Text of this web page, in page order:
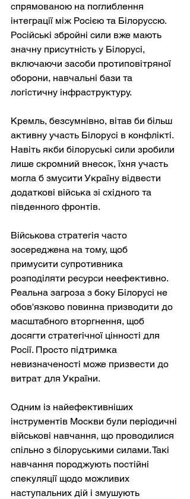
спрямованою на поглиблення
інтеграції між Росією та Білоруссю.
Російські збройні сили вже мають
значну присутність у Білорусі,
включаючи засоби протиповітряної
оборони, навчальні бази та
логістичну інфраструктуру.
Кремль, безсумнівно, вітав би більш
активну участь Білорусі в конфлікті.
Навіть якби білоруські сили зробили
лише скромний внесок, їхня участь
могла б змусити Україну відвести
додаткові війська зі східного та
південного фронтів.
Військова стратегія часто
зосереджена на тому, щоб
примусити супротивника
розподіляти ресурси неефективно.
Реальна загроза з боку Білорусі не
обов'язково повинна призводити до
масштабного вторгнення, щоб
досягти стратегічної цінності для
Росії. Просто підтримка
невизначеності може призвести до
витрат для України.
Одним із найефективніших
інструментів Москви були періодичні
військові навчання, що проводилися
спільно з білоруськими силами. Такі
навчання породжують постійні
спекуляції щодо можливих
наступальних дій і змушують